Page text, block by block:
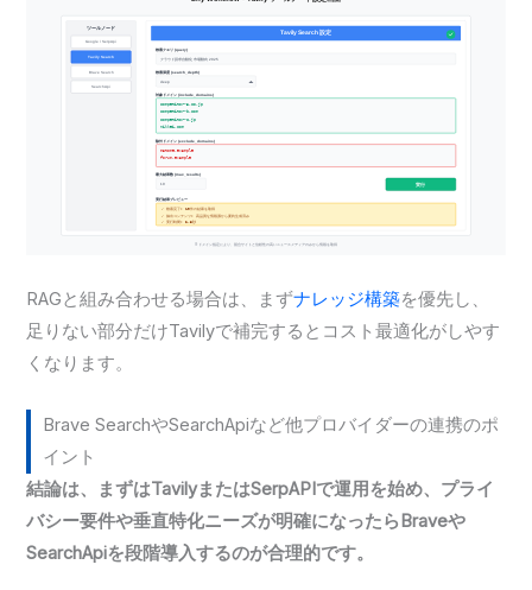
RAGと組み合わせる場合は、まずナレッジ構築を優先し、
足りない部分だけTavilyで補完するとコスト最適化がしやす
くなります。
Brave SearchやSearchApiなど他プロバイダーの連携のポ
イント
結論は、まずはTavilyまたはSerpAPIで運用を始め、プライ
バシー要件や垂直特化ニーズが明確になったらBraveや
SearchApiを段階導入するのが合理的です。